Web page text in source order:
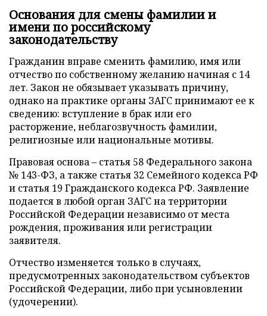
Основания для смены фамилии и
имени по российскому
законодательству
Гражданин вправе сменить фамилию, имя или
отчество по собственному желанию начиная с 14
лет. Закон не обязывает указывать причину,
однако на практике органы ЗАГС принимают ее к
сведению: вступление в брак или его
расторжение, неблагозвучность фамилии,
религиозные или национальные мотивы.
Правовая основа – статья 58 Федерального закона
№ 143-ФЗ, а также статья 32 Семейного кодекса РФ
и статья 19 Гражданского кодекса РФ. Заявление
подается в любой орган ЗАГС на территории
Российской Федерации независимо от места
рождения, проживания или регистрации
заявителя.
Отчество изменяется только в случаях,
предусмотренных законодательством субъектов
Российской Федерации, либо при усыновлении
(удочерении).